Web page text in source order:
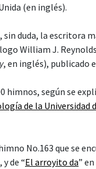
(en inglés).
sin duda, la escritora
William J.
, en inglés), publicado
himnos, según se
de la Universidad
No.163 que se
de “El arroyito da”